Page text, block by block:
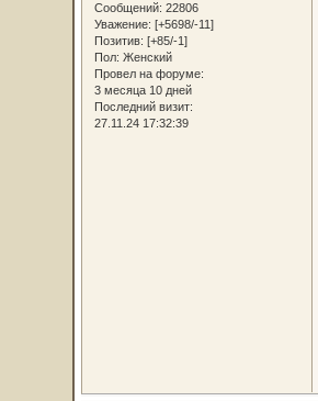
Сообщений: 22806
Уважение: [+5698/-11]
Позитив: [+85/-1]
Пол: Женский
Провел на форуме:
3 месяца 10 дней
Последний визит:
27.11.24 17:32:39